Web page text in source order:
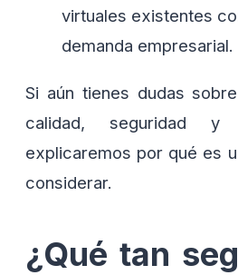
virtuales existentes
demanda empresarial.
Si aún tienes dudas
calidad, seguridad y
explicaremos por qué es
considerar.
¿Qué tan